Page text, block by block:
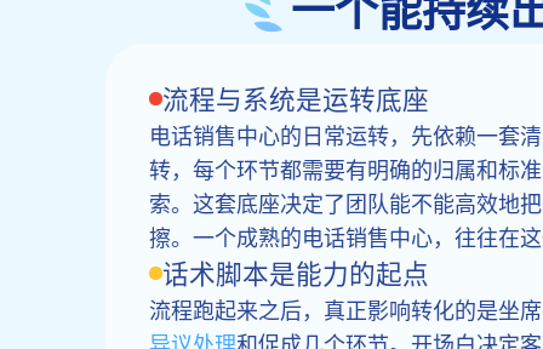
流程与系统是运转底座
电话销售中心的日常运转，先依赖一套
转，每个环节都需要有明确的归属和标
索。这套底座决定了团队能不能高效地
擦。一个成熟的电话销售中心，往往在
话术脚本是能力的起点
流程跑起来之后，真正影响转化的是坐